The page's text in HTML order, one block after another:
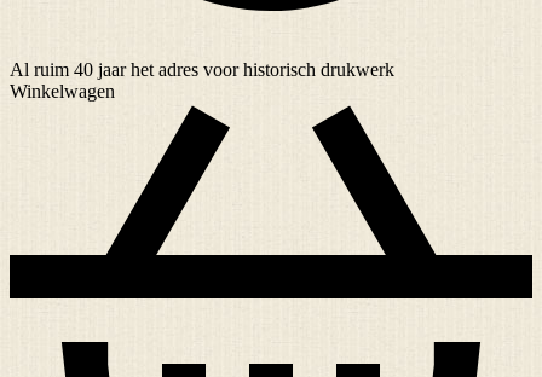
Al ruim 40 jaarhet adres voor historisch drukwerk
Winkelwagen